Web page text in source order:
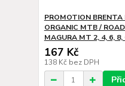
PROMOTION BRENTA
ORGANIC MTB /
MAGURA MT 2, 4, 6,
167 Kč
138 Kč bez DPH